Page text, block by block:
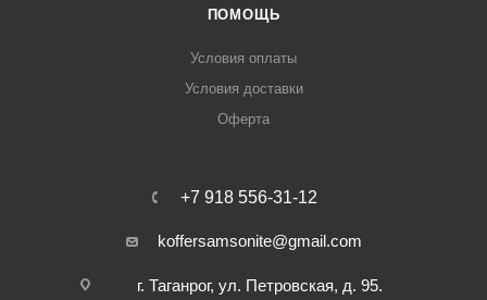
ПОМОЩЬ
Условия оплаты
Условия доставки
Оферта
+7 918 556-31-12
koffersamsonite@gmail.com
г. Таганрог, ул. Петровская, д. 95.